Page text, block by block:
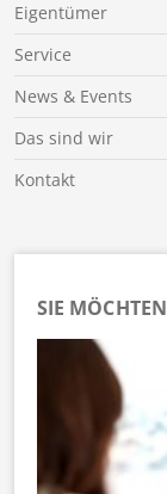
Eigentümer
Service
News & Events
Das sind wir
Kontakt
SIE